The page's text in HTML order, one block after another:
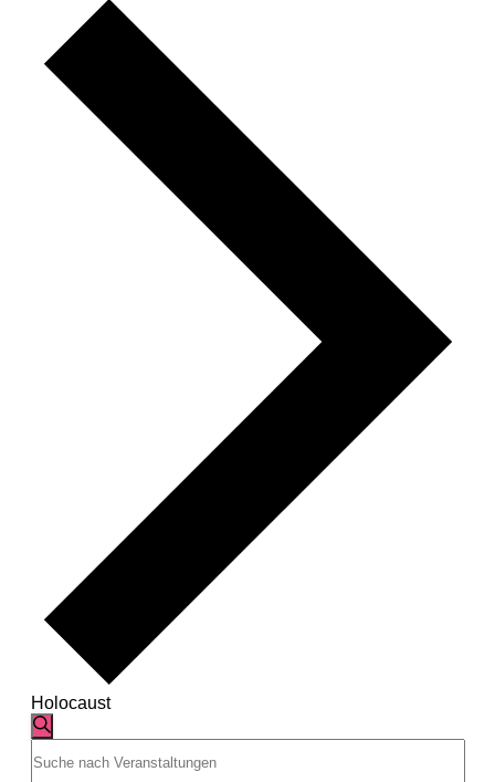
Holocaust
Veranstaltungen
Veranstaltungen
Suche
Suche
Schlüsselwort